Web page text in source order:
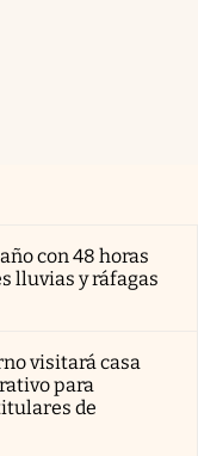
con 48 horas
lluvias y ráfagas
visitará casa
para
de